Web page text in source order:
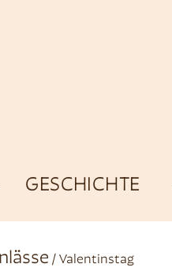
GESCHICHTE
/ Valentinstag